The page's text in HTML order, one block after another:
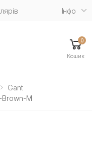
Iнфо
0
Кошик
Gant
Brown-M